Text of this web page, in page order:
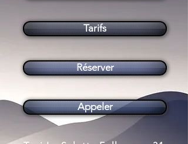
Tarifs
Réserver
Appeler